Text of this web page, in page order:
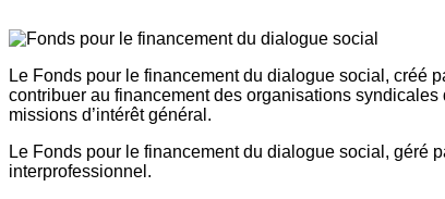
Le Fonds pour le financement du dialogue social, créé
contribuer au financement des organisations
missions d’intérêt général.
Le Fonds pour le financement du dialogue social, géré
interprofessionnel.